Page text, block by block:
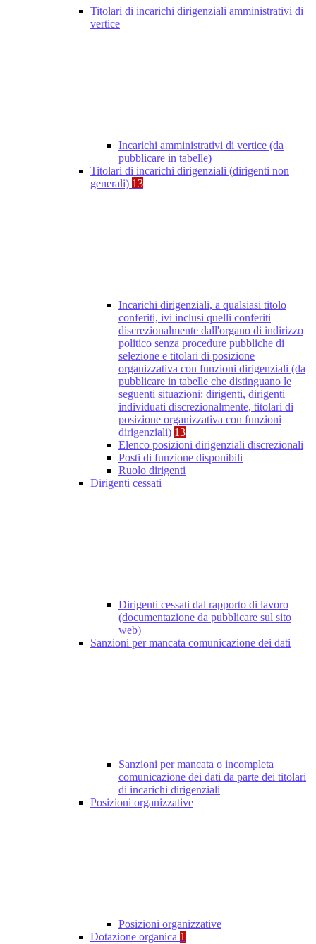
Titolari di incarichi dirigenziali amministrativi di
vertice
Incarichi amministrativi di vertice (da
pubblicare in tabelle)
Titolari di incarichi dirigenziali (dirigenti non
generali) 13
Incarichi dirigenziali, a qualsiasi titolo
conferiti, ivi inclusi quelli conferiti
discrezionalmente dall'organo di indirizzo
politico senza procedure pubbliche di
selezione e titolari di posizione
organizzativa con funzioni dirigenziali (da
pubblicare in tabelle che distinguano le
seguenti situazioni: dirigenti, dirigenti
individuati discrezionalmente, titolari di
posizione organizzativa con funzioni
dirigenziali) 13
Elenco posizioni dirigenziali discrezionali
Posti di funzione disponibili
Ruolo dirigenti
Dirigenti cessati
Dirigenti cessati dal rapporto di lavoro
(documentazione da pubblicare sul sito
web)
Sanzioni per mancata comunicazione dei dati
Sanzioni per mancata o incompleta
comunicazione dei dati da parte dei titolari
di incarichi dirigenziali
Posizioni organizzative
Posizioni organizzative
Dotazione organica 1